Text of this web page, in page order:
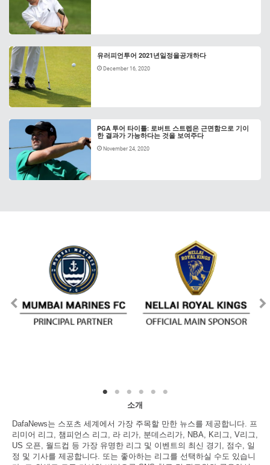
유러피언투어 2021년일정을공개하다
December 16, 2020
PGA 투어 타이틀: 로버트 스트렙은 근면함으로 기이
한 결과가 가능하다는 것을 보여주다
November 24, 2020
소개
DafaNews는 스포츠 세계에서 가장 주목할 만한 뉴스를 제공합니다. 프
리미어 리그, 챔피언스 리그, 라 리가, 분데스리가, NBA, K리그, V리그,
US 오픈, 월드컵 등 가장 유명한 리그 및 이벤트의 최신 경기, 점수, 일
정 및 기사를 제공합니다. 또는 좋아하는 리그를 선택하실 수도 있습니